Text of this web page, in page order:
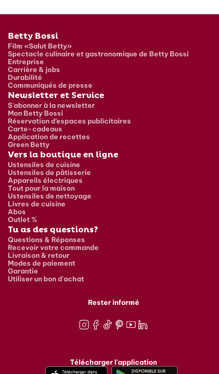
Pied de page
Betty Bossi
Film «Salut Betty»
Spectacle culinaire et gastronomique de Betty Bossi
Entreprise
Carrière & jobs
Durabilité
Communiqués de presse
Newsletter et Service
S'abonner à la newsletter
Mon Betty Bossi
Réservation d’espaces publicitaires
Carte-cadeaux
Application de recettes
Green Betty
Vers la boutique en ligne
Ustensiles de cuisine
Ustensiles de pâtisserie
Appareils électriques
Tout pour la maison
Ustensiles de nettoyage
Livres de cuisine
Abos
Outlet %
Tu as des questions?
Questions & Réponses
Recevoir votre commande
Livraison & retour
Modes de paiement
Garantie
Utiliser un bon d'achat
Rester informé
Télécharger l'application